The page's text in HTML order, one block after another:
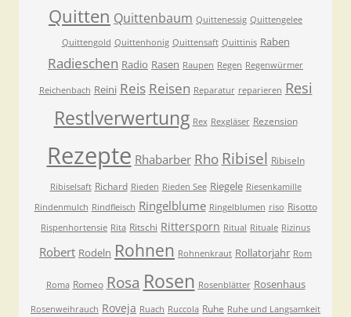
Quitten Quittenbaum Quittenessig Quittengelee
Quittengold Quittenhonig Quittensaft Quittinis Raben
Radieschen Radio Rasen Raupen Regen Regenwürmer
Reichenbach Reini Reis Reisen Reparatur reparieren Resi
Restlverwertung Rex Rexgläser Rezension
Rezepte Rhabarber Rho Ribisel Ribiseln
Ribiselsaft Richard Rieden Rieden See Riegele Riesenkamille
Rindenmulch Rindfleisch Ringelblume Ringelblumen riso Risotto
Rispenhortensie Rita Ritschi Rittersporn Ritual Rituale Rizinus
Robert Rodeln Rohnen Rohnenkraut Rollatorjahr Rom
Roma Romeo Rosa Rosen Rosenblätter Rosenhaus
Rosenweihrauch Roveja Ruach Ruccola Ruhe Ruhe und Langsamkeit